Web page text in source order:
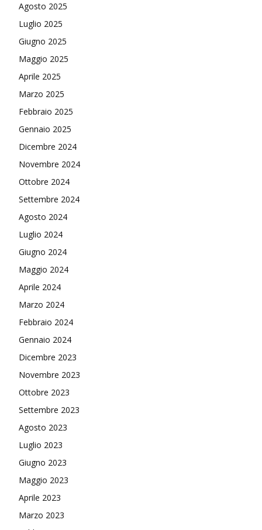
Agosto 2025
Luglio 2025
Giugno 2025
Maggio 2025
Aprile 2025
Marzo 2025
Febbraio 2025
Gennaio 2025
Dicembre 2024
Novembre 2024
Ottobre 2024
Settembre 2024
Agosto 2024
Luglio 2024
Giugno 2024
Maggio 2024
Aprile 2024
Marzo 2024
Febbraio 2024
Gennaio 2024
Dicembre 2023
Novembre 2023
Ottobre 2023
Settembre 2023
Agosto 2023
Luglio 2023
Giugno 2023
Maggio 2023
Aprile 2023
Marzo 2023